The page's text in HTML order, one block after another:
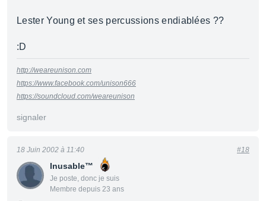
Lester Young et ses percussions endiablées ??
:D
http://weareunison.com
https://www.facebook.com/unison666
https://soundcloud.com/weareunison
signaler
Inusable™
Je poste, donc je suis
Membre depuis 23 ans
18 Juin 2002 à 11:40 #18